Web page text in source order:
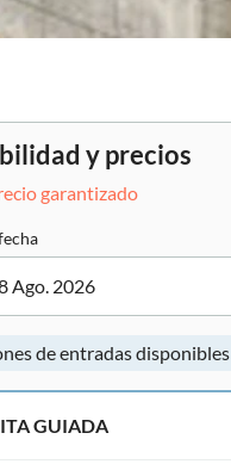
y precios
garantizado
Ago. 2026
de entradas disponibles
GUIADA